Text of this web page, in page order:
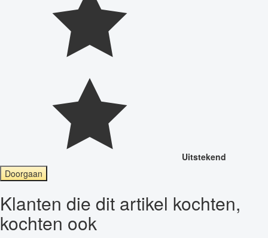
Uitstekend
Doorgaan
Klanten die dit artikel kochten,
kochten ook